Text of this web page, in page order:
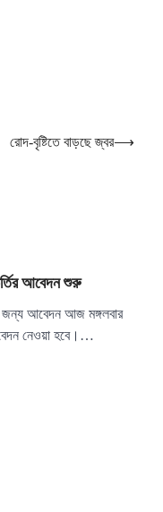
রোদ-বৃষ্টিতে বাড়ছে জ্বর⟶
আবেদন শুরু
জন্য আবেদন আজ মঙ্গলবার
নেওয়া হবে।…